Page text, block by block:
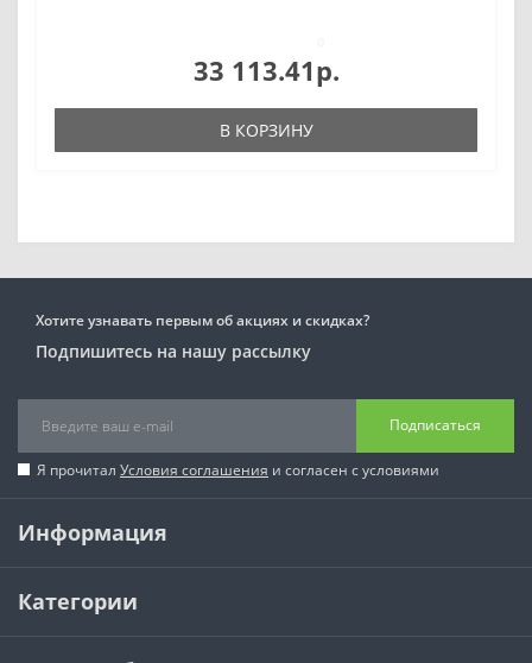
33 113.41р.
В КОРЗИНУ
Хотите узнавать первым об акциях и скидках?
Подпишитесь на нашу рассылку
Подписаться
Я прочитал Условия соглашения и согласен с условиями
Информация
Категории